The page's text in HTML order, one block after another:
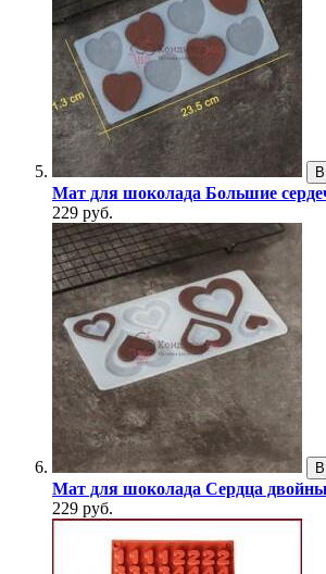
Мат для шоколада Большие
229 руб.
Мат для шоколада Сердца
229 руб.